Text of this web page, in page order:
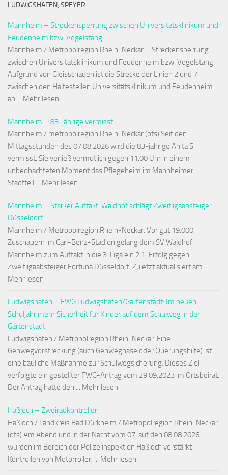
LUDWIGSHAFEN, SPEYER
Mannheim – Streckensperrung zwischen Universitätsklinikum und
Feudenheim bzw. Vogelstang
Mannheim / Metropolregion Rhein-Neckar – Streckensperrung
zwischen Universitätsklinikum und Feudenheim bzw. Vogelstang
Aufgrund von Gleisschäden ist die Strecke der Linien 2 und 7
zwischen den Haltestellen Universitätsklinikum und Feudenheim
ab ... Mehr lesen
Mannheim – 83-jährige vermisst
Mannheim / metropolregion Rhein-Neckar.(ots) Seit den
Mittagsstunden des 07.08.2026 wird die 83-jährige Anita S.
vermisst. Sie verließ vermutlich gegen 11:00 Uhr in einem
unbeobachteten Moment das Pflegeheim im Mannheimer
Stadtteil ... Mehr lesen
Mannheim – Starker Auftakt: Waldhof schlägt Zweitligaabsteiger
Düsseldorf
Mannheim / Metropolregion Rhein-Neckar. Vor gut 19.000
Zuschauern im Carl-Benz-Stadion gelang dem SV Waldhof
Mannheim zum Auftakt in die 3. Liga ein 2:1-Erfolg gegen
Zweitligaabsteiger Fortuna Düsseldorf. Zuletzt aktualisiert am ...
Mehr lesen
Ludwigshafen – FWG Ludwigshafen/Gartenstadt: Im neuen
Schuljahr mehr Sicherheit für Kinder auf dem Schulweg in der
Gartenstadt
Ludwigshafen / Metropolregion Rhein-Neckar. Eine
Gehwegvorstreckung (auch Gehwegnase oder Querungshilfe) ist
eine bauliche Maßnahme zur Schulwegsicherung. Dieses Ziel
verfolgte ein gestellter FWG-Antrag vom 29.09.2023 im Ortsbeirat.
Der Antrag hatte den ... Mehr lesen
Haßloch – Zweiradkontrollen
Haßloch / Landkreis Bad Dürkheim / Metropolregion Rhein-Neckar.
(ots) Am Abend und in der Nacht vom 07. auf den 08.08.2026
wurden im Bereich der Polizeiinspektion Haßloch verstärkt
Kontrollen von Motorroller, ... Mehr lesen